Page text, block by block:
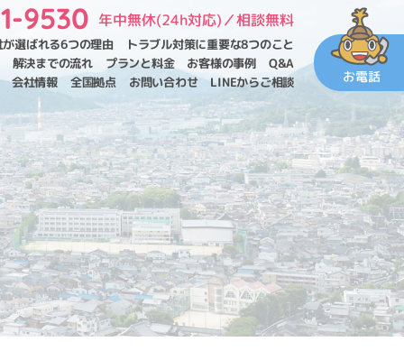
お電話
9530 年中無休(24h対応)／相談無料
が選ばれる6つの理由 トラブル対策に重要な8つのこと
解決までの流れ
プランと料金 お客様の事例
Q&A
会社情報
全国拠点 お問い合わせ LINEからご相談